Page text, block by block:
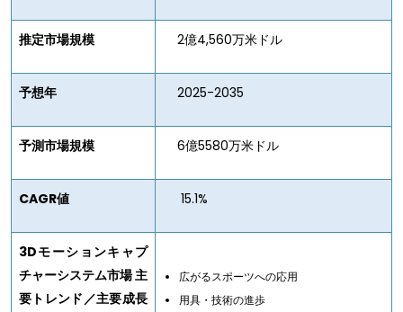
推定市場規模 2億4,560万米ドル
予想年 2025-2035
予測市場規模 6億5580万米ドル
CAGR値 15.1%
3Dモーションキャプ
チャーシステム市場 主
要トレンド／主要成長
広がるスポーツへの応用
用具・技術の進歩